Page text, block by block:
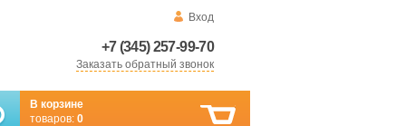
Вход
+7 (345) 257-99-70
Заказать обратный звонок
В корзине
товаров: 0